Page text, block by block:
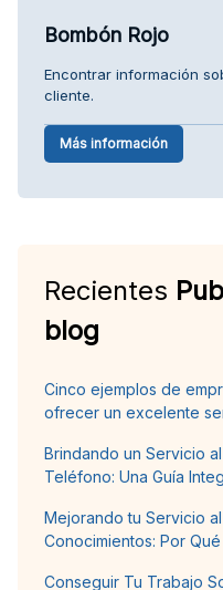
Bombón Rojo
Encontrar información
cliente.
Más información
Recientes
blog
Cinco ejemplos de
ofrecer un excelente
Brindando un Servicio
Teléfono: Una Guía
Mejorando tu Servicio
Conocimientos: Por
Conseguir Tu Trabajo